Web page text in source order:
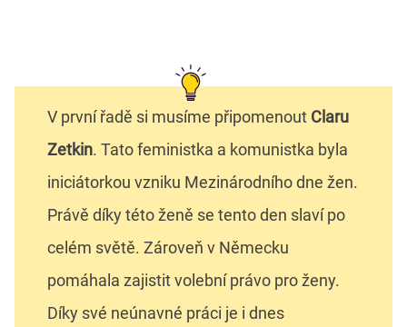
V první řadě si musíme připomenout Claru
Zetkin. Tato feministka a komunistka byla
iniciátorkou vzniku Mezinárodního dne žen.
Právě díky této ženě se tento den slaví po
celém světě. Zároveň v Německu
pomáhala zajistit volební právo pro ženy.
Díky své neúnavné práci je i dnes